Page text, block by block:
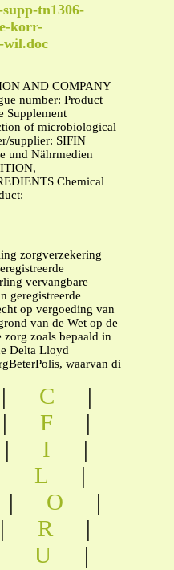
tn1306-
korr-
wil.doc
AND COMPANY
number: Product
Supplement
of microbiological
supplier: SIFIN
und Nährmedien
Chemical
zorgverzekering
vervangbare
geregistreerde
op vergoeding van
van de Wet op de
zorg zoals bepaald in
Delta Lloyd
waarvan di
C
|
F
|
I
|
L
|
| O
|
R
|
U
|